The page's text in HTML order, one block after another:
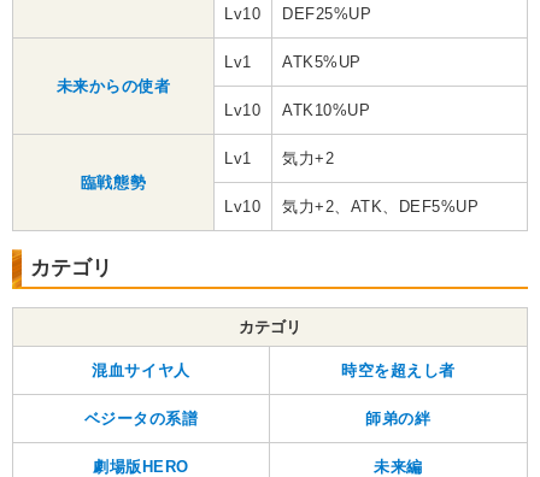
Lv10 DEF25%UP
未来からの使者
Lv1 ATK5%UP
Lv10 ATK10%UP
臨戦態勢
Lv1 気力+2
Lv10 気力+2、ATK、DEF5%UP
カテゴリ
カテゴリ
混血サイヤ人 時空を超えし者
ベジータの系譜 師弟の絆
劇場版HERO 未来編